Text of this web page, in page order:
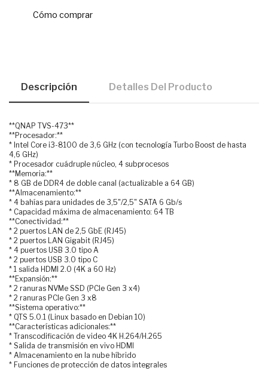
Cómo comprar
Descripción Detalles Del Producto
**QNAP TVS-473**
**Procesador:**
* Intel Core i3-8100 de 3,6 GHz (con tecnología Turbo Boost de hasta
4,6 GHz)
* Procesador cuádruple núcleo, 4 subprocesos
**Memoria:**
* 8 GB de DDR4 de doble canal (actualizable a 64 GB)
**Almacenamiento:**
* 4 bahías para unidades de 3,5"/2,5" SATA 6 Gb/s
* Capacidad máxima de almacenamiento: 64 TB
**Conectividad:**
* 2 puertos LAN de 2,5 GbE (RJ45)
* 2 puertos LAN Gigabit (RJ45)
* 4 puertos USB 3.0 tipo A
* 2 puertos USB 3.0 tipo C
* 1 salida HDMI 2.0 (4K a 60 Hz)
**Expansión:**
* 2 ranuras NVMe SSD (PCIe Gen 3 x4)
* 2 ranuras PCIe Gen 3 x8
**Sistema operativo:**
* QTS 5.0.1 (Linux basado en Debian 10)
**Características adicionales:**
* Transcodificación de video 4K H.264/H.265
* Salida de transmisión en vivo HDMI
* Almacenamiento en la nube híbrido
* Funciones de protección de datos integrales